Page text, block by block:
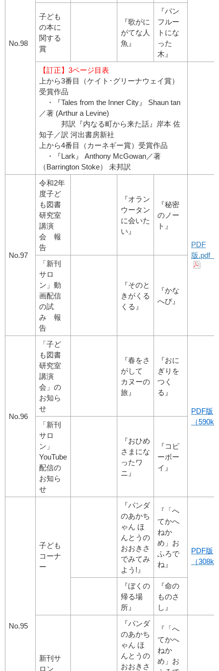
No.98
子ども
の本に
関する
賞
『歌がに
がてな人
魚』
『パン
フルー
トにな
った
木』
【訂正】3ページ目表
上から3番目（ケイト･グリーナウェイ賞）
受賞作品
・『Tales from the Inner City』 Shaun tan
／著 (Arthur a Levine)
邦訳『内なる町から来た話』岸本 佐
知子／訳 河出書房新社
上から4番目（カーネギー賞）受賞作品
・『Lark』 Anthony McGowan／著
（Barrington Stoke） 未邦訳
No.97
令和2年
度子ど
も図書
研究室
講演
会 報
告
『オラン
ウータン
に会いた
い』
『秘密
のノー
ト』
PDF
版.pdf
「新刊
サロ
ン」動
画配信
の試
み 報
告
『そのと
きがくる
くる』
『かな
へび』
No.96
「子ど
も図書
研究室
講演
会」の
お知ら
せ
『春をさ
がして
カヌーの
旅』
『おに
ぎりを
つく
る』
PDF版
（
「新刊
サロ
ン」
YouTube
配信の
お知ら
せ
『おひめ
さまにな
ったワ
ニ』
『コピ
ーボー
イ』
No.95
子ども
コーナ
ー
『パンダ
のあかち
ゃん ほ
んとうの
おおきさ
でみてみ
よう!』
『「へ
てかへ
ねか
め」お
ふろで
ね』
PDF版
（
『ぼくの
帰る場
所』
『命の
ものさ
し』
新刊サ
ロン
『パンダ
のあかち
ゃん ほ
んとうの
おおきさ
『「へ
てかへ
ねか
め」お